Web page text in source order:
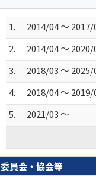
1. 2014/04 ～ 2017/
2.
2014/04 ～ 2020/
3.
2018/03 ～ 2025/
4.
2018/04 ～ 2019/
5.
2021/03 ～
委員会・協会等